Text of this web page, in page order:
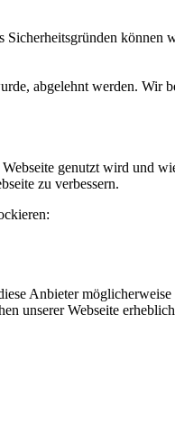
können
abgelehnt werden. Wir
genutzt wird und
zu verbessern.
Anbieter
unserer Webseite